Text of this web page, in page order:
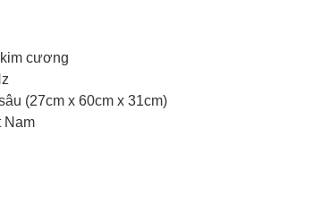
cương
(27cm x 60cm x 31cm)
Nam